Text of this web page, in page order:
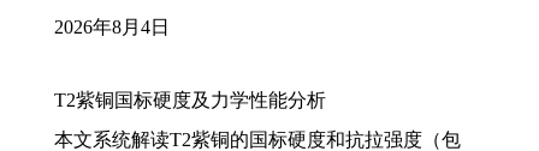
2026年8月4日
T2紫铜国标硬度及力学性能分析
本文系统解读T2紫铜的国标硬度和抗拉强度（包